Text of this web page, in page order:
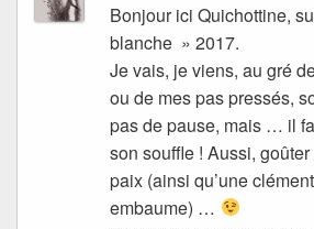
Bonjour ici Quichottine,
blanche » 2017.
Je vais, je viens, au gré
ou de mes pas pressés,
pas de pause, mais … il
son souffle ! Aussi,
paix (ainsi qu’une
embaume) …